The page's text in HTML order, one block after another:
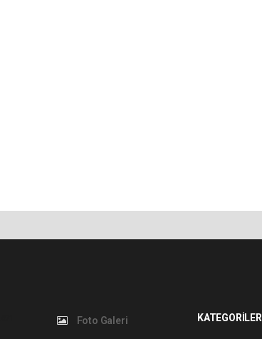
Foto Galeri KATEGORİLER